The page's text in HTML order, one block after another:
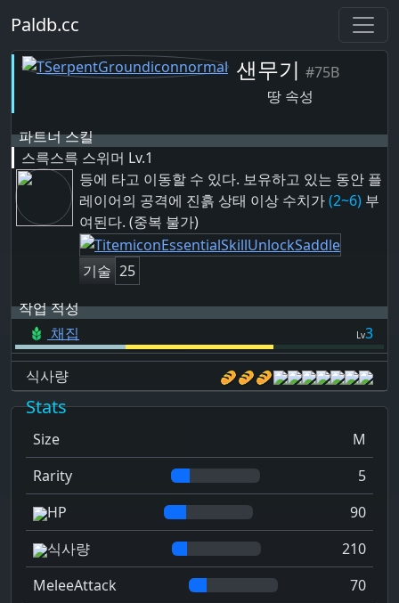
Paldb.cc
샌무기 #75B
땅 속성
파트너 스킬
스륵스륵 스위머 Lv.1
등에 타고 이동할 수 있다. 보유하고 있는 동안 플
레이어의 공격에 진흙 상태 이상 수치가(2~6) 부
여된다. (중복 불가)
기술 25
작업 적성
채집
Lv3
식사량
Stats
Size
M
Rarity
5
HP
90
식사량
210
MeleeAttack
70